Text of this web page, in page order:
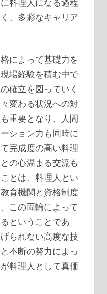
料理人になる過程
、多彩なキャリア
によって基礎力を
場経験を積む中で
確立を図っていく
変わる状況への対
重要となり、人間
ション力も同時に
完成度の高い料理
の心温まる交流も
とは、料理人とい
育機関と資格制度
この両輪によって
ということであ
られない高度な技
不断の努力によっ
料理人として真価